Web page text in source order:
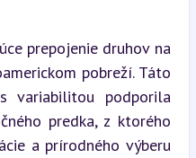
prepojenie druhov na
pobreží. Táto
variabilitou podporila
predka, z ktorého
a prírodného výberu